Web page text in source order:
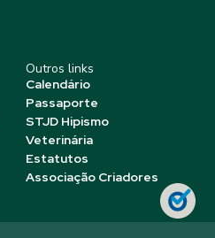
Outros links
Calendário
Passaporte
STJD Hipismo
Veterinária
Estatutos
Associação Criadores